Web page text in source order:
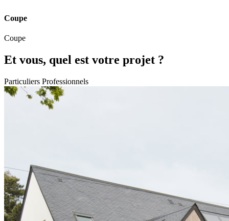
Coupe
Coupe
Et vous, quel est votre projet ?
Particuliers Professionnels